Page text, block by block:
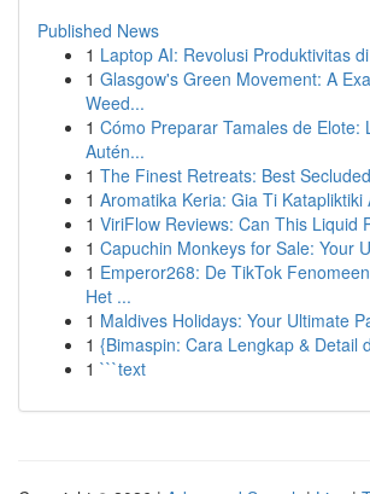
Published News
1 Laptop AI: Revolusi Produktivitas
1 Glasgow's Green Movement: A
Weed...
1 Cómo Preparar Tamales de Elote:
Autén...
1 The Finest Retreats: Best
1 Aromatika Keria: Gia Ti Katapliktiki
1 ViriFlow Reviews: Can This Liquid
1 Capuchin Monkeys for Sale: Your
1 Emperor268: De TikTok
Het ...
1 Maldives Holidays: Your Ultimate
1 {Bimaspin: Cara Lengkap & Detail
1 ```text